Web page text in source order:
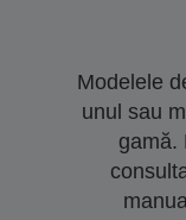
Modelele
unul sau
gamă.